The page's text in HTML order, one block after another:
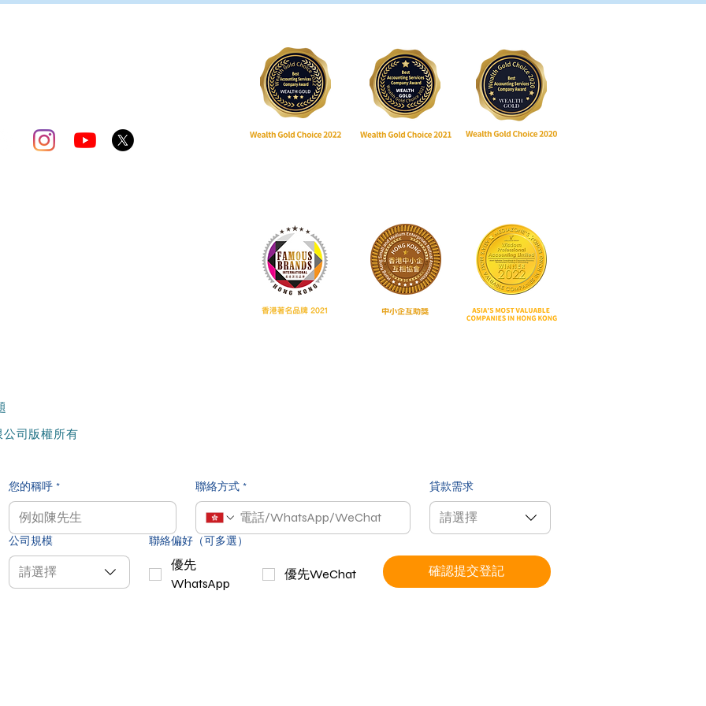
司版權所有
希望WhatsApp (選填)
希望微信 (選填)
您的稱呼 * 聯絡方式 * 貸款需求
請選擇
公司規模
請選擇
聯絡偏好（可多選）
優先
WhatsApp
優先WeChat 確認提交登記